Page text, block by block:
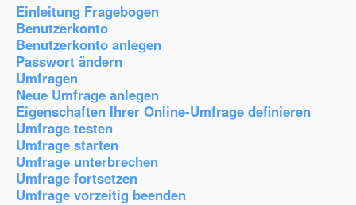
Einleitung Fragebogen
Benutzerkonto
Benutzerkonto anlegen
Passwort ändern
Umfragen
Neue Umfrage anlegen
Eigenschaften Ihrer Online-Umfrage definieren
Umfrage testen
Umfrage starten
Umfrage unterbrechen
Umfrage fortsetzen
Umfrage vorzeitig beenden